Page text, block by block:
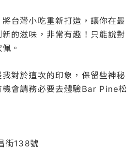
台灣小吃重新打造，讓你在最
的滋味，非常有趣！只能說對
。
對於這次的印象，保留些神秘
會請務必要去體驗Bar Pine松
街138號